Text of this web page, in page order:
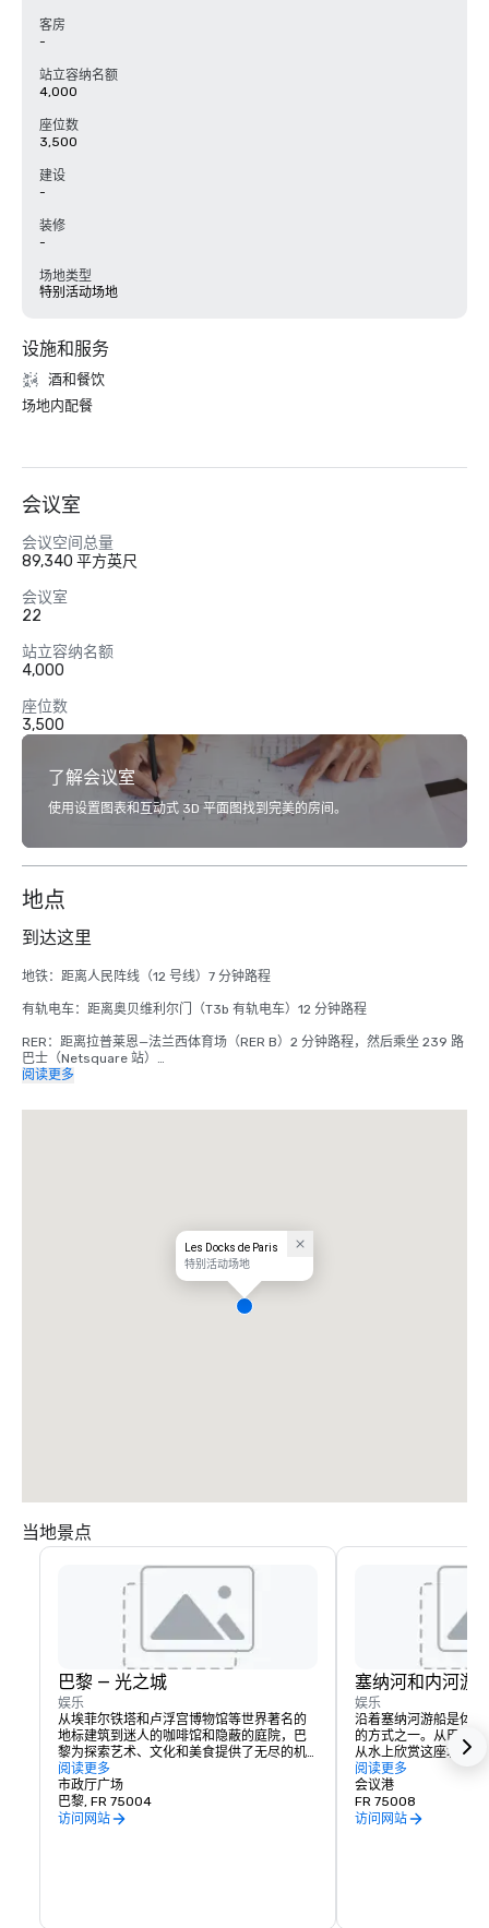
客房
-
站立容纳名额
4,000
座位数
3,500
建设
-
装修
-
场地类型
特别活动场地
设施和服务
酒和餐饮
场地内配餐
会议室
会议空间总量
89,340 平方英尺
会议室
22
站立容纳名额
4,000
座位数
3,500
了解会议室
使用设置图表和互动式 3D 平面图找到完美的房间。
地点
到达这里
地铁：距离人民阵线（12 号线）7 分钟路程
有轨电车：距离奥贝维利尔门（T3b 有轨电车）12 分钟路程
RER：距离拉普莱恩—法兰西体育场（RER B）2 分钟路程，然后乘坐 239 路
巴士（Netsquare 站）
阅读更多
Les Docks de Paris
特别活动场地
当地景点
巴黎 — 光之城
娱乐
从埃菲尔铁塔和卢浮宫博物馆等世界著名的
地标建筑到迷人的咖啡馆和隐蔽的庭院，巴
黎为探索艺术、文化和美食提供了无尽的机
会。距离Chateauform Les Docks de Paris
仅有很短的车程，客人可以发现光之城的魔
力，它是灵感、创造力和优雅的完美融合。
阅读更多
市政厅广场
巴黎, FR 75004
访问网站
塞纳河和内河游
娱乐
沿着塞纳河游船是体
的方式之一。从巴黎
从水上欣赏这座城市
离Chateauform Les
段车程。
阅读更多
会议港
FR 75008
访问网站